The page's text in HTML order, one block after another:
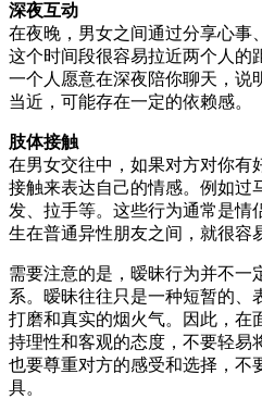
深夜互动
在夜晚，男女之间通过分享心事
这个时间段很容易拉近两个人的
一个人愿意在深夜陪你聊天，说
当近，可能存在一定的依赖感。
肢体接触
在男女交往中，如果对方对你有
接触来表达自己的情感。例如过
发、拉手等。这些行为通常是情
生在普通异性朋友之间，就很容
需要注意的是，暧昧行为并不一
系。暧昧往往只是一种短暂的、
打磨和真实的烟火气。因此，在
持理性和客观的态度，不要轻易
也要尊重对方的感受和选择，不
具。